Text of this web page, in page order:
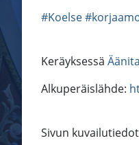
#Koelse
Keräyksessä
Alkuperäislähde:
Sivun